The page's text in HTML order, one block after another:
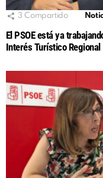
3 Compartido
El PSOE está ya
Interés Turístico Regional